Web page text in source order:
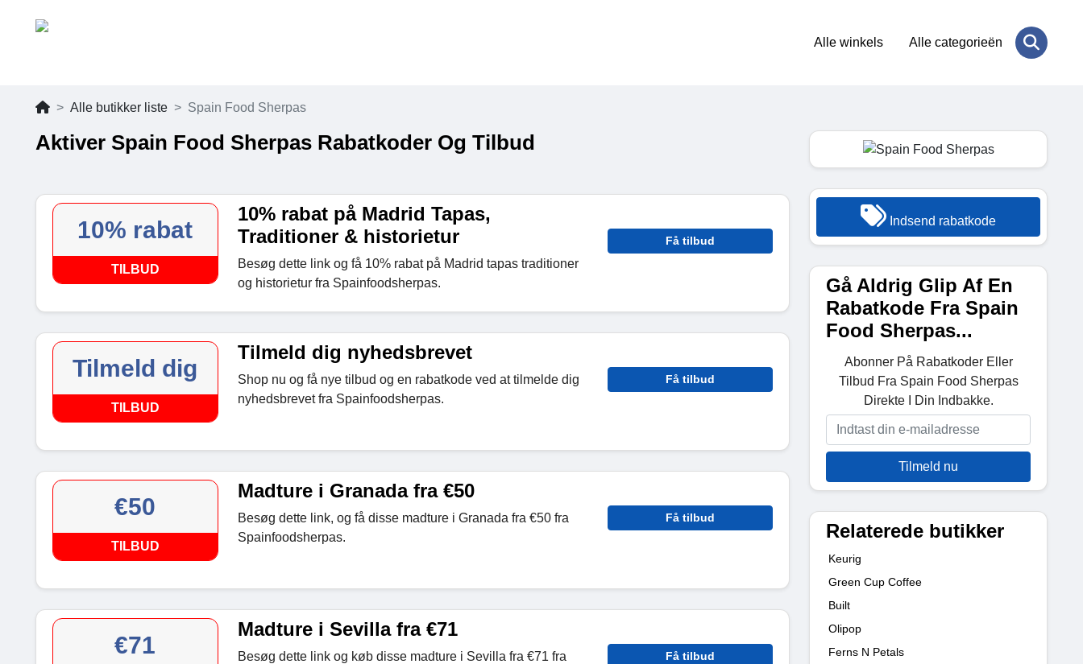
Alle winkels Alle categorieën
Alle butikker liste Spain Food Sherpas
Aktiver Spain Food Sherpas Rabatkoder Og Tilbud
10% rabat
TILBUD
10% rabat på Madrid Tapas,
Traditioner & historietur
Besøg dette link og få 10% rabat på Madrid tapas traditioner
og historietur fra Spainfoodsherpas.
Få tilbud
Tilmeld dig
TILBUD
Tilmeld dig nyhedsbrevet
Shop nu og få nye tilbud og en rabatkode ved at tilmelde dig
nyhedsbrevet fra Spainfoodsherpas.
Få tilbud
€50
TILBUD
Madture i Granada fra €50
Besøg dette link, og få disse madture i Granada fra €50 fra
Spainfoodsherpas.
Få tilbud
€71
Madture i Sevilla fra €71
Besøg dette link og køb disse madture i Sevilla fra €71 fra
Få tilbud
Indsend rabatkode
Gå Aldrig Glip Af En
Rabatkode Fra Spain
Food Sherpas...
Abonner På Rabatkoder Eller
Tilbud Fra Spain Food Sherpas
Direkte I Din Indbakke.
Tilmeld nu
Relaterede butikker
Keurig
Green Cup Coffee
Built
Olipop
Ferns N Petals